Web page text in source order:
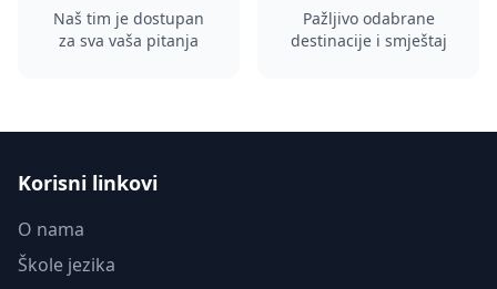
Naš tim je dostupan
za sva vaša pitanja
Pažljivo odabrane
destinacije i smještaj
Korisni linkovi
O nama
Škole jezika